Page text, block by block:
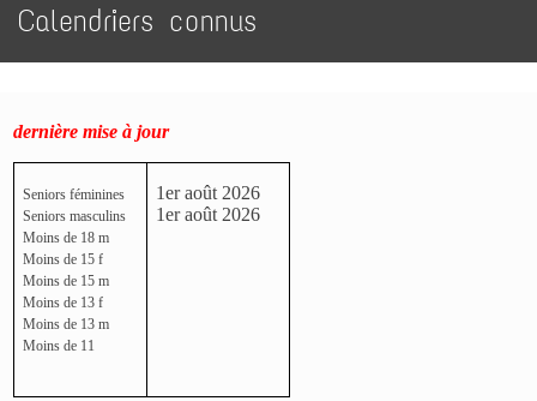
Calendriers connus
dernière mise à jour
Seniors féminines
Seniors masculins
Moins de 18 m
Moins de 15 f
Moins de 15 m
Moins de 13 f
Moins de 13 m
Moins de 11
1er août 2026
1er août 2026